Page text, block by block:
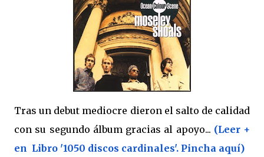
Tras un debut mediocre dieron el salto de calidad
con su segundo álbum gracias al apoyo... (Leer +
en Libro '1050 discos cardinales'. Pincha aquí)